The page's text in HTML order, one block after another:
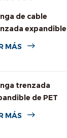
de cable
expandible
PET de uso
MÁS
trenzada
de PET
alta resistencia a
MÁS